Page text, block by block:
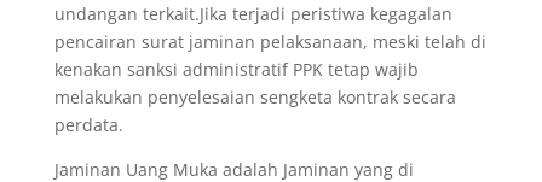
undangan terkait.Jika terjadi peristiwa kegagalan
pencairan surat jaminan pelaksanaan, meski telah di
kenakan sanksi administratif PPK tetap wajib
melakukan penyelesaian sengketa kontrak secara
perdata.
Jaminan Uang Muka adalah Jaminan yang di